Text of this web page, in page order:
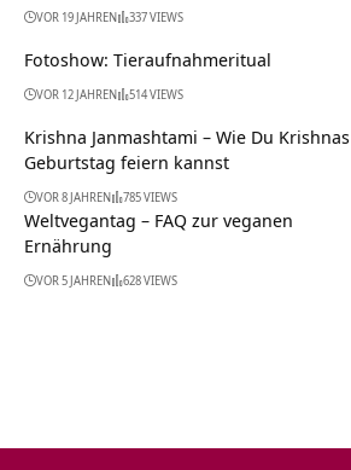
VOR 19 JAHREN 337 VIEWS
Fotoshow: Tieraufnahmeritual
VOR 12 JAHREN 514 VIEWS
Krishna Janmashtami – Wie Du Krishnas
Geburtstag feiern kannst
VOR 8 JAHREN 785 VIEWS
Weltvegantag – FAQ zur veganen
Ernährung
VOR 5 JAHREN 628 VIEWS